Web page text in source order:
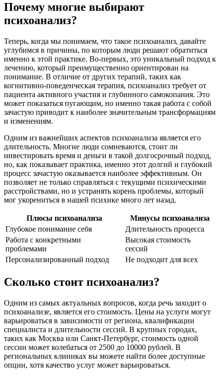
Почему многие выбирают
психоанализ?
Теперь, когда мы понимаем, что такое психоанализ, давайте
углубимся в причины, по которым люди решают обратиться
именно к этой практике. Во-первых, это уникальный подход к
лечению, который преимущественно ориентирован на
понимание. В отличие от других терапий, таких как
когнитивно-поведенческая терапия, психоанализ требует от
пациента активного участия и глубинного самокопания. Это
может показаться пугающим, но именно такая работа с собой
зачастую приводит к наиболее значительным трансформациям
и изменениям.
Одним из важнейших аспектов психоанализа является его
длительность. Многие люди сомневаются, стоит ли
инвестировать время и деньги в такой долгосрочный подход,
но, как показывает практика, именно этот долгий и глубокий
процесс зачастую оказывается наиболее эффективным. Он
позволяет не только справляться с текущими психическими
расстройствами, но и устранять корень проблемы, который
мог укорениться в нашей психике много лет назад.
Плюсы психоанализа
Минусы психоанализа
Глубокое понимание себя
Длительность процесса
Работа с конкретными
проблемами
Высокая стоимость
сессий
Персонализированный подход
Не подходит для всех
Сколько стоит психоанализ?
Одним из самых актуальных вопросов, когда речь заходит о
психоанализе, является его стоимость. Цены на услуги могут
варьироваться в зависимости от региона, квалификации
специалиста и длительности сессий. В крупных городах,
таких как Москва или Санкт-Петербург, стоимость одной
сессии может колебаться от 2500 до 10000 рублей. В
региональных клиниках вы можете найти более доступные
опции, хотя качество услуг может варьироваться.